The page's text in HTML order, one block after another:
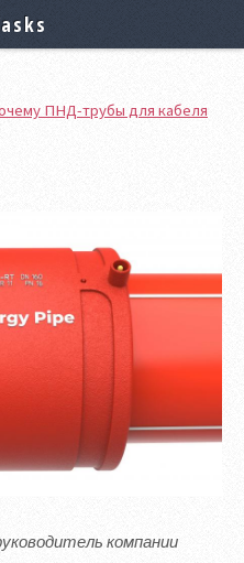
ПНД-трубы для кабеля
компании